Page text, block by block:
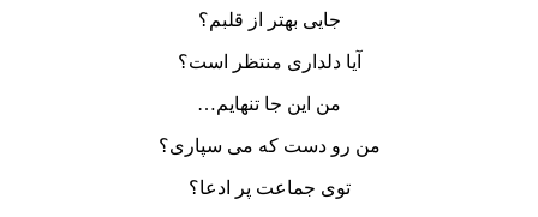
جایی بهتر از قلبم؟
آیا دلداری منتظر است؟
من این جا تنهایم…
من رو دست که می سپاری؟
توی جماعت پر ادعا؟